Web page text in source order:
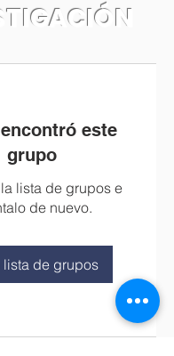
este
grupo
lista de grupos e
de nuevo.
lista de grupos